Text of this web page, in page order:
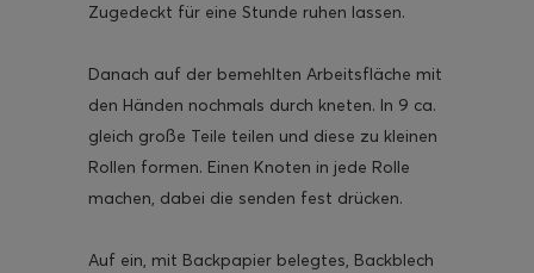
Zugedeckt für eine Stunde ruhen lassen.
Danach auf der bemehlten Arbeitsfläche mit
den Händen nochmals durch kneten. In 9 ca.
gleich große Teile teilen und diese zu kleinen
Rollen formen. Einen Knoten in jede Rolle
machen, dabei die senden fest drücken.
Auf ein, mit Backpapier belegtes, Backblech